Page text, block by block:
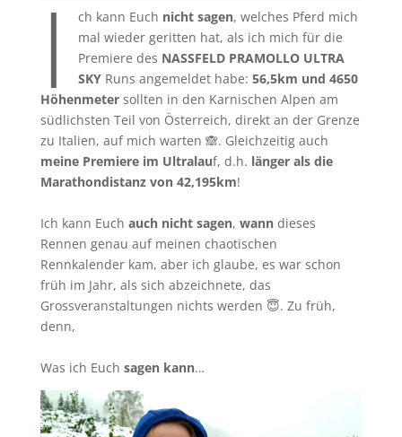
I ch kann Euch nicht sagen, welches Pferd mich
mal wieder geritten hat, als ich mich für die
Premiere des NASSFELD PRAMOLLO ULTRA
SKYRuns angemeldet habe: 56,5km und 4650
Höhenmetersollten in den Karnischen Alpen am
südlichsten Teil von Österreich, direkt an der Grenze
zu Italien, auf mich warten 🙈. Gleichzeitig auch
meine Premiere im Ultralauf, d.h. länger als die
Marathondistanz von 42,195km!
Ich kann Euch auch nicht sagen, wanndieses
Rennen genau auf meinen chaotischen
Rennkalender kam, aber ich glaube, es war schon
früh im Jahr, als sich abzeichnete, das
Grossveranstaltungen nichts werden 😇. Zu früh,
denn,
Was ich Euch sagen kann…